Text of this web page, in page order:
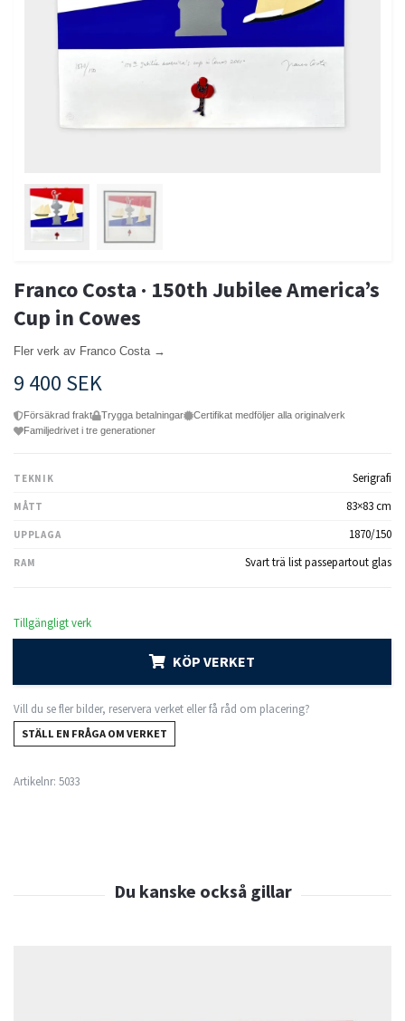
Franco Costa · 150th Jubilee America’s
Cup in Cowes
Fler verk av Franco Costa →
9 400 SEK
Försäkrad frakt Trygga betalningar
Certifikat medföljer alla originalverk
Familjedrivet i tre generationer
TEKNIK Serigrafi
MÅTT 83×83 cm
UPPLAGA 1870/150
RAM Svart trä list passepartout glas
Tillgängligt verk
KÖP VERKET
Vill du se fler bilder, reservera verket eller få råd om placering?
STÄLL EN FRÅGA OM VERKET
Artikelnr: 5033